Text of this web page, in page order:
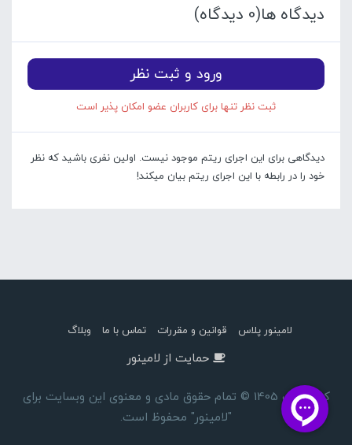
دیدگاه ها(0 دیدگاه)
ورود و ثبت نظر
ثبت نظر تنها برای کاربران عضو امکان پذیر است
دیدگاهی برای این اجرای ریتم موجود نیست. اولین نفری باشید که نظر
خود را در رابطه با این اجرای ریتم بیان میکند!
لامینور پلاس قوانین و مقررات تماس با ما وبلاگ
حمایت از لامینور
کپی رایت 1405 © تمام حقوق مادی و معنوی این وبسایت برای
"لامینور" محفوظ است.